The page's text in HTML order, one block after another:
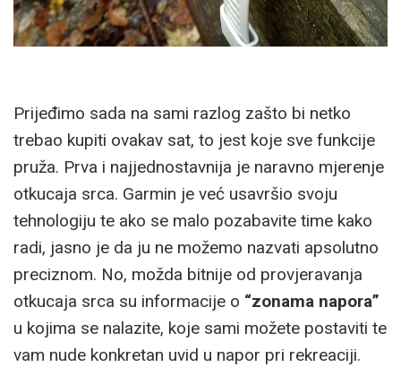
Prijeđimo sada na sami razlog zašto bi netko
trebao kupiti ovakav sat, to jest koje sve funkcije
pruža. Prva i najjednostavnija je naravno mjerenje
otkucaja srca. Garmin je već usavršio svoju
tehnologiju te ako se malo pozabavite time kako
radi, jasno je da ju ne možemo nazvati apsolutno
preciznom. No, možda bitnije od provjeravanja
otkucaja srca su informacije o “zonama napora”
u kojima se nalazite, koje sami možete postaviti te
vam nude konkretan uvid u napor pri rekreaciji.